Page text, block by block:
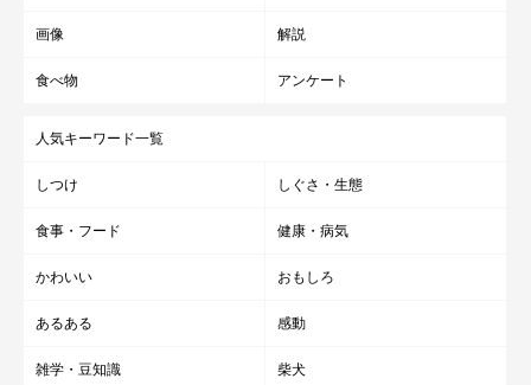
画像 解説
食べ物 アンケート
人気キーワード一覧
しつけ しぐさ・生態
食事・フード 健康・病気
かわいい おもしろ
あるある 感動
雑学・豆知識 柴犬